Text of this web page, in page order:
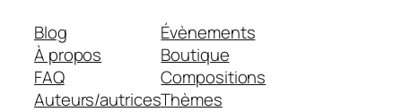
Blog
À propos
FAQ
Auteurs/autrices
Évènements
Boutique
Compositions
Thèmes